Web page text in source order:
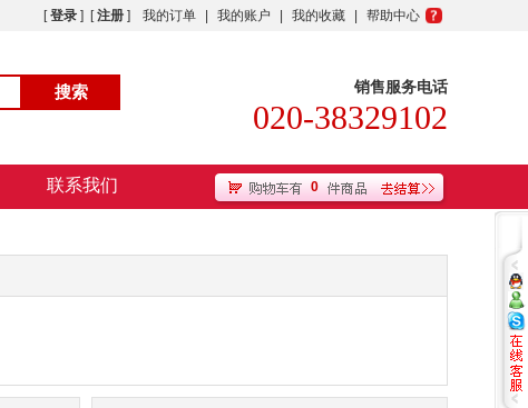
[登录 ] [注册 ] 我的订单 我的账户 我的收藏 帮助中心
销售服务电话
020-38329102
联系我们 0